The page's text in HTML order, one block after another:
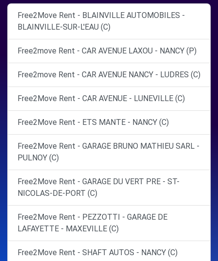
Free2Move Rent - BLAINVILLE AUTOMOBILES -
BLAINVILLE-SUR-L'EAU (C)
Free2move Rent - CAR AVENUE LAXOU - NANCY (P)
Free2move Rent - CAR AVENUE NANCY - LUDRES (C)
Free2Move Rent - CAR AVENUE - LUNEVILLE (C)
Free2Move Rent - ETS MANTE - NANCY (C)
Free2Move Rent - GARAGE BRUNO MATHIEU SARL -
PULNOY (C)
Free2Move Rent - GARAGE DU VERT PRE - ST-
NICOLAS-DE-PORT (C)
Free2Move Rent - PEZZOTTI - GARAGE DE
LAFAYETTE - MAXEVILLE (C)
Free2Move Rent - SHAFT AUTOS - NANCY (C)